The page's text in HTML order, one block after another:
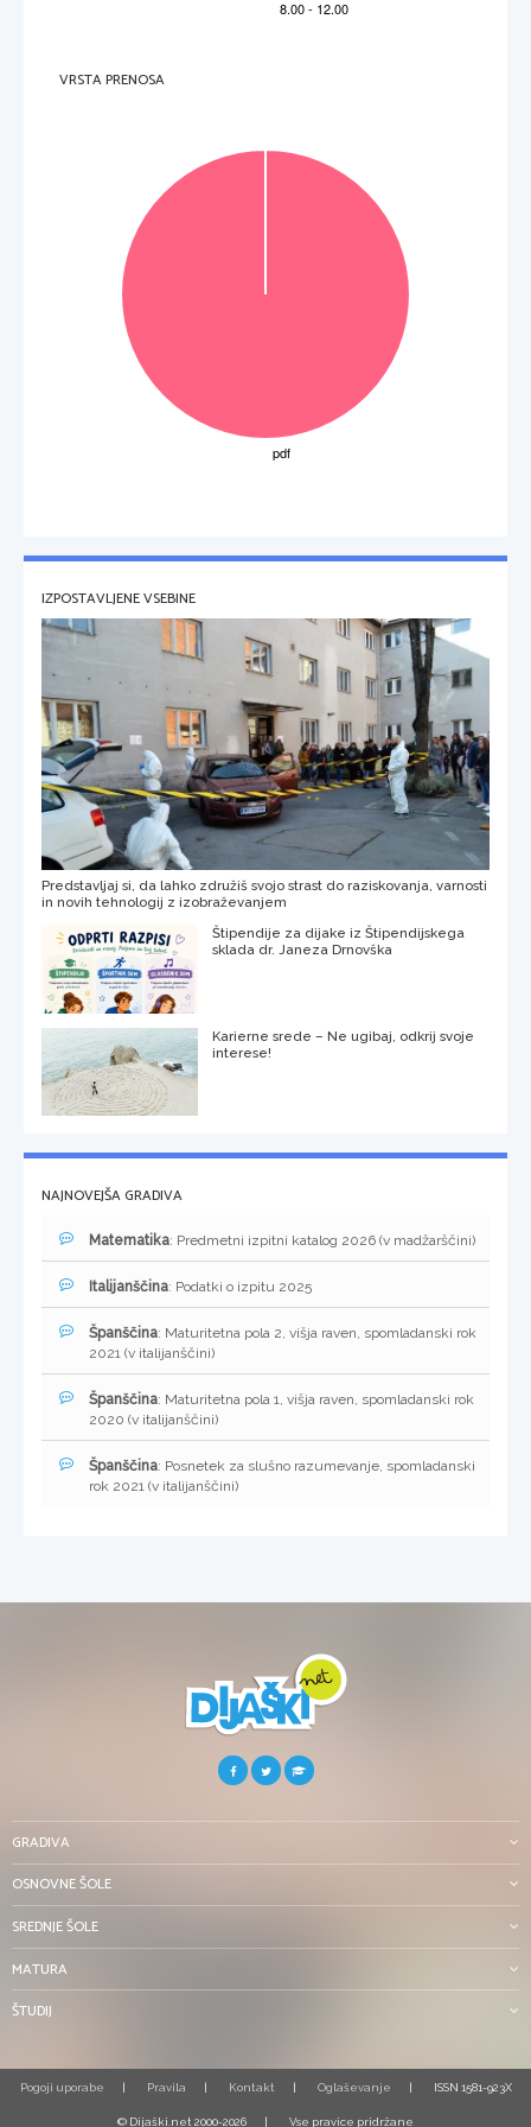
V sivo polje ne pišite
VRSTA PRENOSA
IZPOSTAVLJENE VSEBINE
Predstavljaj si, da lahko združiš svojo strast do raziskovanja, varnosti
in novih tehnologij z izobraževanjem
Štipendije za dijake iz Štipendijskega
sklada dr. Janeza Drnovška
Karierne srede – Ne ugibaj, odkrij svoje
interese!
NAJNOVEJŠA GRADIVA
Matematika: Predmetni izpitni katalog 2026 (v madžarščini)
Italijanščina: Podatki o izpitu 2025
Španščina: Maturitetna pola 2, višja raven, spomladanski rok
2021 (v italijanščini)
Španščina: Maturitetna pola 1, višja raven, spomladanski rok
2020 (v italijanščini)
Španščina: Posnetek za slušno razumevanje, spomladanski
rok 2021 (v italijanščini)
GRADIVA
OSNOVNE ŠOLE
SREDNJE ŠOLE
MATURA
ŠTUDIJ
Pogoji uporabe Pravila Kontakt Oglaševanje ISSN 1581-923X
© Dijaški.net 2000-2026 Vse pravice pridržane